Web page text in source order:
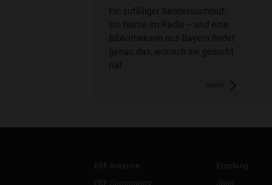
Ein zufälliger Sendersuchlauf,
ein Name im Radio – und eine
Bibliothekarin aus Bayern findet
genau das, wonach sie gesucht
hat.
mehr
ERF Antenne
ERF Community
Empfang
Jobs